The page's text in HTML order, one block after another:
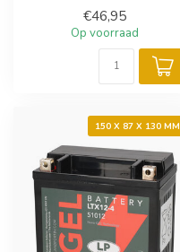
€46,95
Op voorraad
150 X 87 X 130 MM